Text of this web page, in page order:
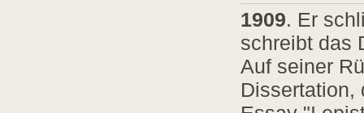
1909. Er
schreibt das
Auf seiner